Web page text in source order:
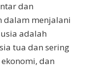
dan
dalam menjalani
adalah
tua dan sering
dan